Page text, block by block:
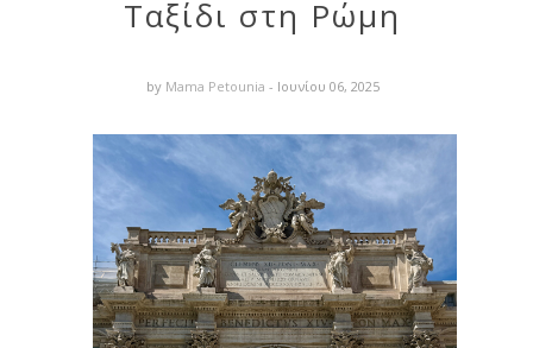
Ταξίδι στη Ρώμη
by Mama Petounia - Ιουνίου 06, 2025